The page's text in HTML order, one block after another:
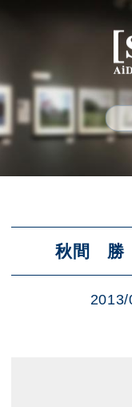
秋間 勝
シリウスについて
展示スケジュール
アクセス